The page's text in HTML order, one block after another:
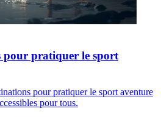
pour pratiquer le sport
pour pratiquer le sport aventure
pour tous.